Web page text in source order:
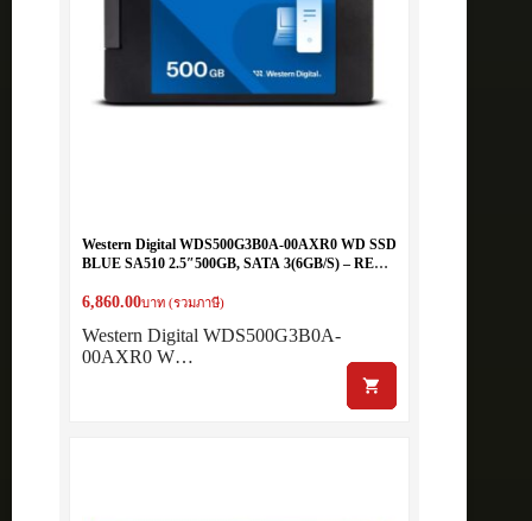
Western Digital WDS500G3B0A-00AXR0 WD SSD
BLUE SA510 2.5″500GB, SATA 3(6GB/S) – READ
6,860.00บาท (รวมภาษี)
Western Digital WDS500G3B0A-
00AXR0 W…